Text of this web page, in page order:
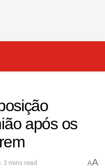
após os
3 mins read AA